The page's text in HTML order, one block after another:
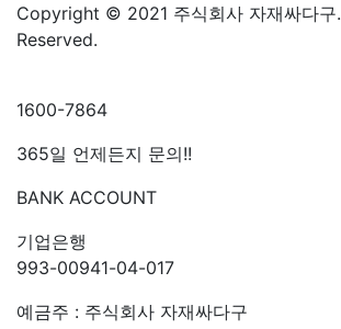
Copyright © 2021 주식회사 자재싸다
Reserved.
1600-7864
365일 언제든지 문의!!
BANK ACCOUNT
기업은행
993-00941-04-017
예금주 : 주식회사 자재싸다구